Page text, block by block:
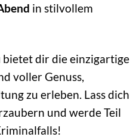
in stilvollem
bietet dir die einzigartige
voller Genuss,
zu erleben. Lass dich
und werde Teil